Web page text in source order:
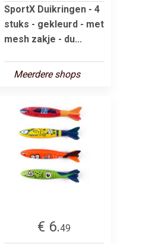
SportX Duikringen - 4
stuks - gekleurd - met
mesh zakje - du...
Meerdere shops
€ 6.49